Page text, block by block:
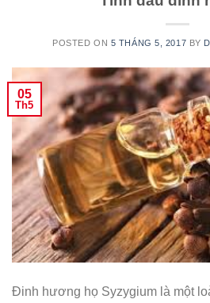
POSTED ON 5 THÁNG 5, 2017 BY
05
Th5
Đinh hương họ Syzygium là một